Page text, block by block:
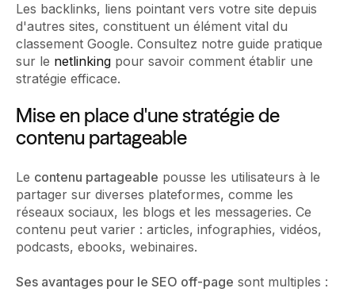
Les backlinks, liens pointant vers votre site depuis
d'autres sites, constituent un élément vital du
classement Google. Consultez notre guide pratique
sur le netlinking pour savoir comment établir une
stratégie efficace.
Mise en place d'une stratégie de
contenu partageable
Le contenu partageable pousse les utilisateurs à le
partager sur diverses plateformes, comme les
réseaux sociaux, les blogs et les messageries. Ce
contenu peut varier : articles, infographies, vidéos,
podcasts, ebooks, webinaires.
Ses avantages pour le SEO off-page sont multiples :